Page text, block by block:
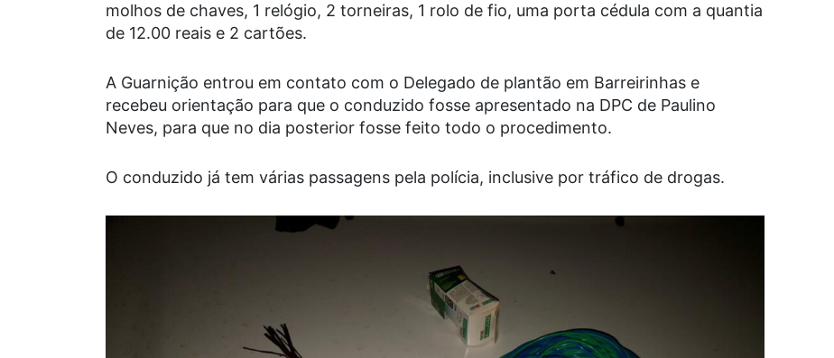
molhos de chaves, 1 relógio, 2 torneiras, 1 rolo de fio, uma porta cédula com a quantia
de 12.00 reais e 2 cartões.
A Guarnição entrou em contato com o Delegado de plantão em Barreirinhas e
recebeu orientação para que o conduzido fosse apresentado na DPC de Paulino
Neves, para que no dia posterior fosse feito todo o procedimento.
O conduzido já tem várias passagens pela polícia, inclusive por tráfico de drogas.